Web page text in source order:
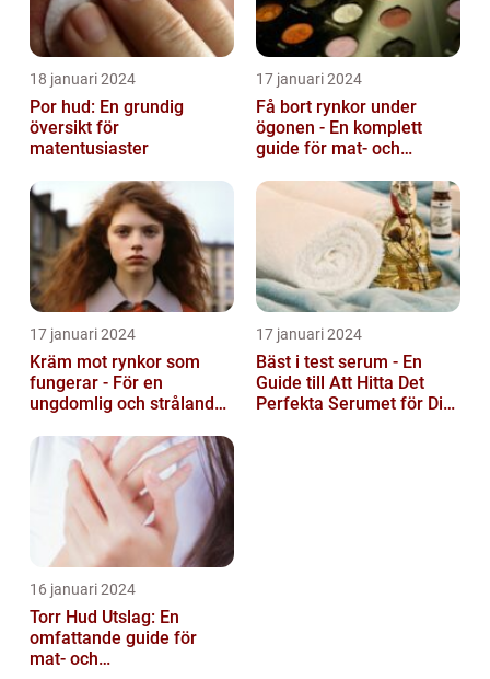
18 januari 2024
Por hud: En grundig
översikt för
matentusiaster
17 januari 2024
Få bort rynkor under
ögonen - En komplett
guide för mat- och
17 januari 2024
Kräm mot rynkor som
fungerar - För en
ungdomlig och strålande
17 januari 2024
Bäst i test serum - En
Guide till Att Hitta Det
Perfekta Serumet för Din
16 januari 2024
Torr Hud Utslag: En
omfattande guide för
mat- och